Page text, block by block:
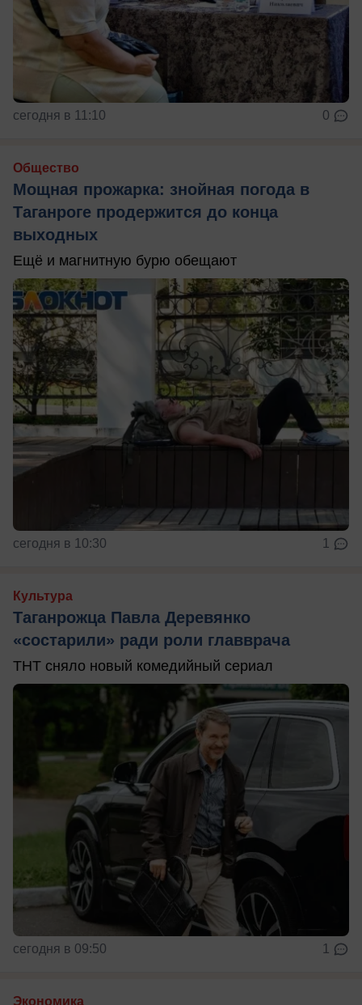
сегодня в 11:10 0
Общество
Мощная прожарка: знойная погода в
Таганроге продержится до конца
выходных
Ещё и магнитную бурю обещают
сегодня в 10:30 1
Культура
Таганрожца Павла Деревянко
«состарили» ради роли главврача
ТНТ сняло новый комедийный сериал
сегодня в 09:50 1
Экономика